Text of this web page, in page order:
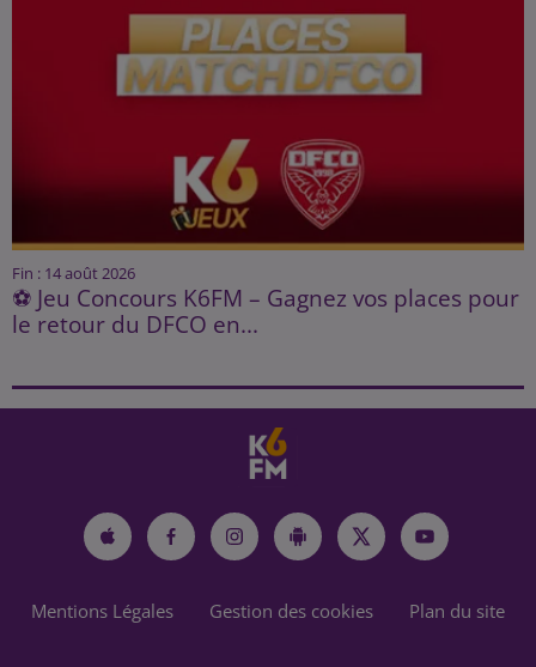
Fin : 14 août 2026
⚽ Jeu Concours K6FM – Gagnez vos places pour
le retour du DFCO en...
Mentions Légales Gestion des cookies Plan du site